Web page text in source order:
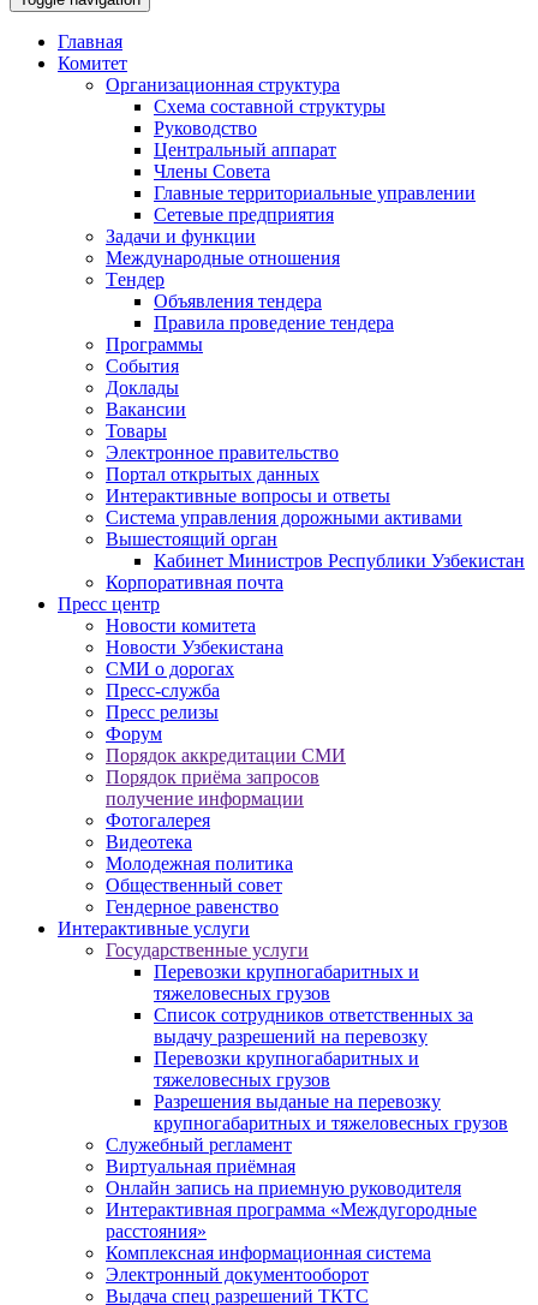
Главная
Комитет
Организационная структура
Схема составной структуры
Руководство
Центральный аппарат
Члены Совета
Главные территориальные управлении
Сетевые предприятия
Задачи и функции
Международные отношения
Tендер
Объявления тендера
Правила проведение тендера
Программы
Cобытия
Доклады
Вакансии
Товары
Электронное правительство
Портал открытых данных
Интерактивные вопросы и ответы
Система управления дорожными активами
Вышестоящий орган
Кабинет Министров Республики Узбекистан
Корпоративная почта
Пресс центр
Новости комитета
Новости Узбекистана
СМИ о дорогах
Пресс-служба
Пресс релизы
Форум
Порядок аккредитации СМИ
Порядок приёма запросов
получение информации
Фотогалерея
Видеотека
Молодежная политика
Общественный совет
Гендерное равенство
Интерактивные услуги
Государственные услуги
Перевозки крупногабаритных и
тяжеловесных грузов
Список сотрудников ответственных за
выдачу разрешений на перевозку
Перевозки крупногабаритных и
тяжеловесных грузов
Разрешения выданые на перевозку
крупногабаритных и тяжеловесных грузов
Служебный регламент
Виртуальная приёмная
Онлайн запись на приемную руководителя
Интерактивная программа «Междугородные
расстояния»
Комплексная информационная система
Электронный документооборот
Выдача спец разрешений ТКТС